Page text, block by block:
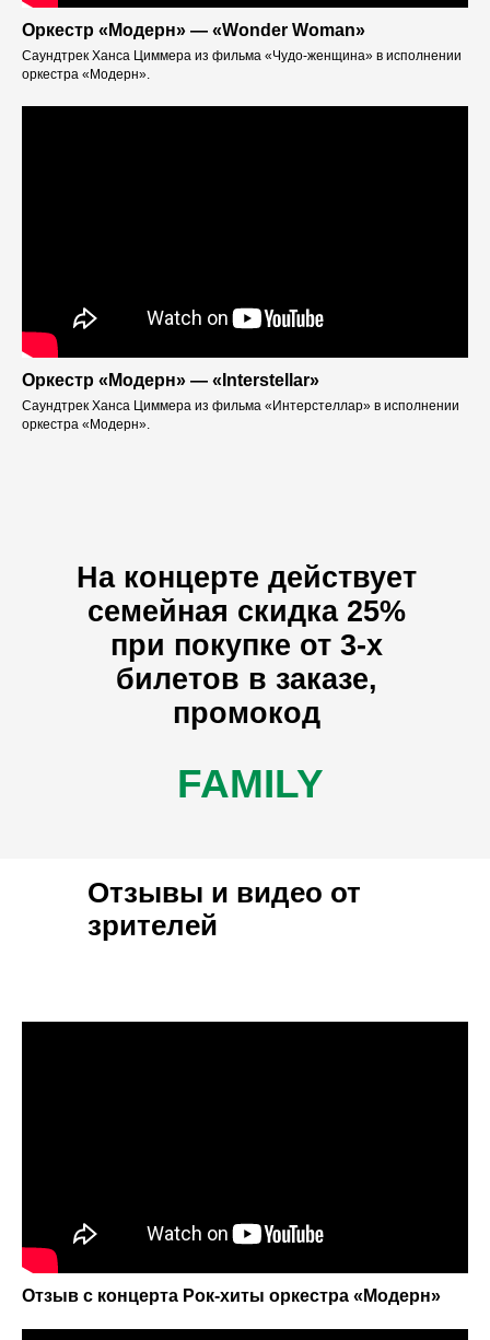
Оркестр «Модерн» — «Wonder Woman»
Саундтрек Ханса Циммера из фильма «Чудо-женщина» в исполнении
оркестра «Модерн».
Оркестр «Модерн» — «Interstellar»
Саундтрек Ханса Циммера из фильма «Интерстеллар» в исполнении
оркестра «Модерн».
На концерте действует
семейная скидка 25%
при покупке от 3-х
билетов в заказе,
промокод
FAMILY
Отзывы и видео от
зрителей
Отзыв c концерта Рок-хиты оркестра «‎Модерн»